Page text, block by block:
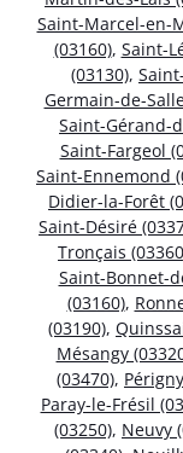
Saint-Marcel-en-
(03160), Saint-
(03130),
Germain-de-
Saint-Gérand-
Saint-Fargeol
Saint-Ennemond
Didier-la-Forêt
Saint-Désiré
Tronçais
Saint-Bonnet-
(03160),
(03190),
Mésangy
(03470),
Paray-le-Frésil
(03250), Neuvy